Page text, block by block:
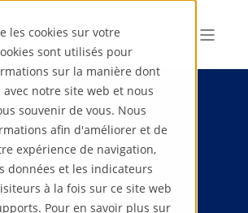
les cookies sur votre
sont utilisés pour
sur la manière dont
notre site web et nous
souvenir de vous. Nous
afin d'améliorer et de
expérience de navigation,
données et les indicateurs
à la fois sur ce site web
Pour en savoir plus sur
2025